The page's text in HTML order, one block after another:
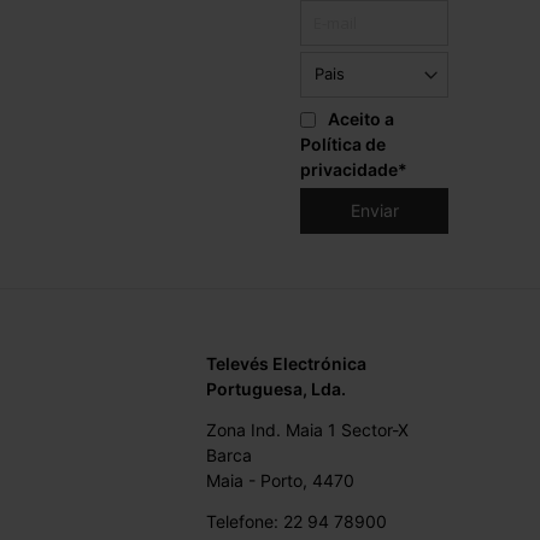
Aceito a
Política de
privacidade*
Televés Electrónica
Portuguesa, Lda.
Zona Ind. Maia 1 Sector-X
Barca
Maia - Porto, 4470
Telefone: 22 94 78900